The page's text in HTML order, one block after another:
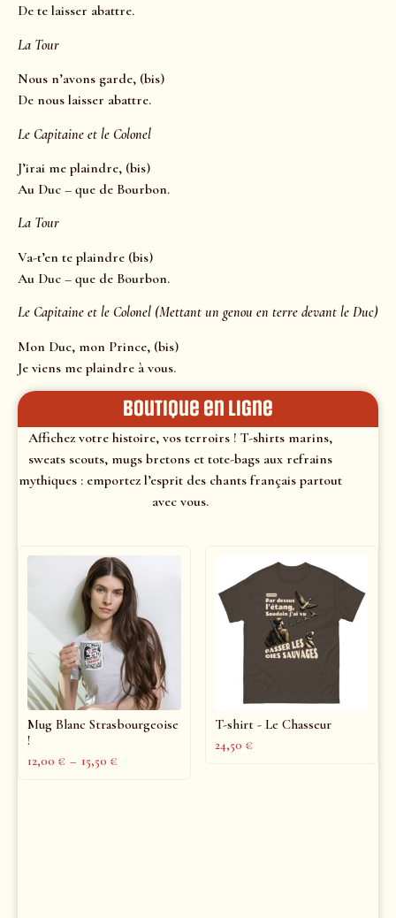
De te laisser abattre.
La Tour
Nous n’avons garde, (bis)
De nous laisser abattre.
Le Capitaine et le Colonel
J’irai me plaindre, (bis)
Au Duc – que de Bourbon.
La Tour
Va-t’en te plaindre (bis)
Au Duc – que de Bourbon.
Le Capitaine et le Colonel (Mettant un genou en terre devant le Duc)
Mon Duc, mon Prince, (bis)
Je viens me plaindre à vous.
Boutique en ligne
Affichez votre histoire, vos terroirs ! T-shirts marins,
sweats scouts, mugs bretons et tote-bags aux refrains
mythiques : emportez l’esprit des chants français partout
avec vous.
Mug Blanc Strasbourgeoise
!
12,00 € – 15,50 €
T-shirt - Le Chasseur
24,50 €